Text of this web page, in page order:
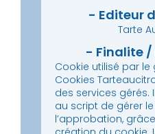
Tarte
Cookie utilisé par
Cookies
des services
au script de gérer
l’approbation,